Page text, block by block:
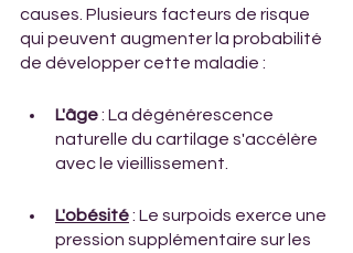
causes. Plusieurs facteurs de risque
qui peuvent augmenter la probabilité
de développer cette maladie :
L'âge : La dégénérescence
naturelle du cartilage s'accélère
avec le vieillissement.
L'obésité : Le surpoids exerce une
pression supplémentaire sur les